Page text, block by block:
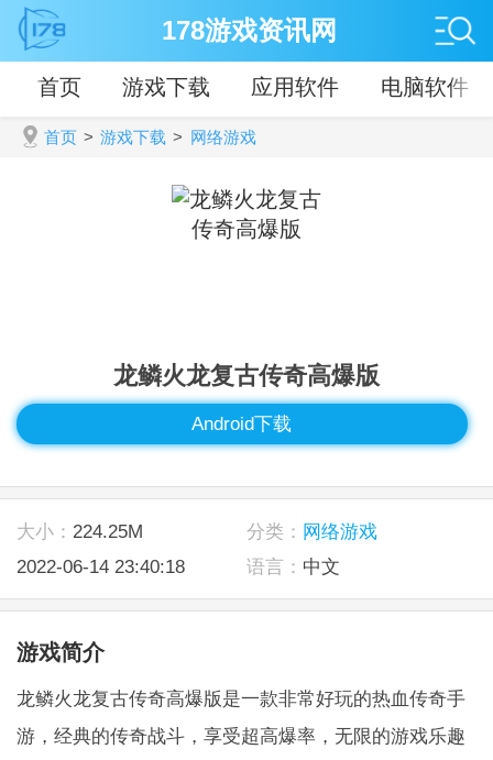
178游戏资讯网
首页 游戏下载 应用软件 电脑软件
首页 > 游戏下载 > 网络游戏
龙鳞火龙复古传奇高爆版
Android下载
大小： 224.25M 分类： 网络游戏
2022-06-14 23:40:18
语言： 中文
游戏简介
龙鳞火龙复古传奇高爆版是一款非常好玩的热血传奇手
游，经典的传奇战斗，享受超高爆率，无限的游戏乐趣